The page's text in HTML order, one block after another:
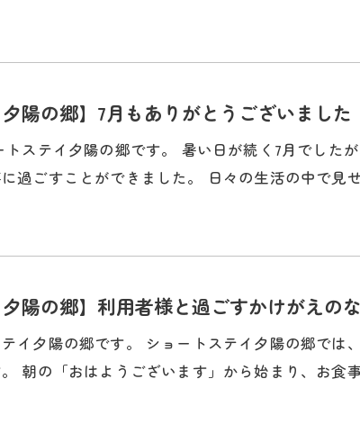
夕陽の郷】7月もありがとうございました
ステイ夕陽の郷です。 暑い日が続く7月でした
過ごすことができました。 日々の生活の中で見
夕陽の郷】利用者様と過ごすかけがえの
イ夕陽の郷です。 ショートステイ夕陽の郷では
朝の「おはようございます」から始まり、お食